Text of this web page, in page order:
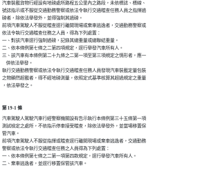
汽車裝載貨物行經設有地磅處所路程五公里內之路段，未依標誌、標線、
號誌指示或不服從交通勤務警察或依法令執行交通稽查任務人員之指揮過
磅者，除依法舉發外，並得強制其過磅。
前項汽車駕駛人不服從稽查逕行離開現場或棄車逃逸者，交通勤務警察或
依法令執行交通稽查任務之人員，得為下列處置：
一、對該汽車逕行強制過磅，記錄其總重量或總聯結重量。
二、依本條例第七條之二第四項規定，逕行舉發汽車所有人。
三、該汽車有本條例第二十九條之二第一項至第三項規定之情形者，應一
    併依法舉發。
執行交通勤務警察或依法令執行交通稽查任務人員發現汽車裝載定量包裝
之物顯然超載者，得不經地磅測量，依照定式基準核算其超過規定之重量
，依法舉發之。
第 19-1 條
汽車駕駛人駕駛汽車行經警察機關設有告示執行本條例第三十五條第一項
測試檢定之處所，不依指示停車接受稽查，除依法舉發外，並當場移置保
管汽車。
前項汽車駕駛人不服從指揮或稽查逕行離開現場或棄車逃逸者，交通勤務
警察或依法令執行交通稽查任務之人員得為下列處置：
一、依本條例第七條之二第一項第四款規定，逕行舉發汽車所有人。
二、棄車逃逸者，並逕行移置保管該汽車。